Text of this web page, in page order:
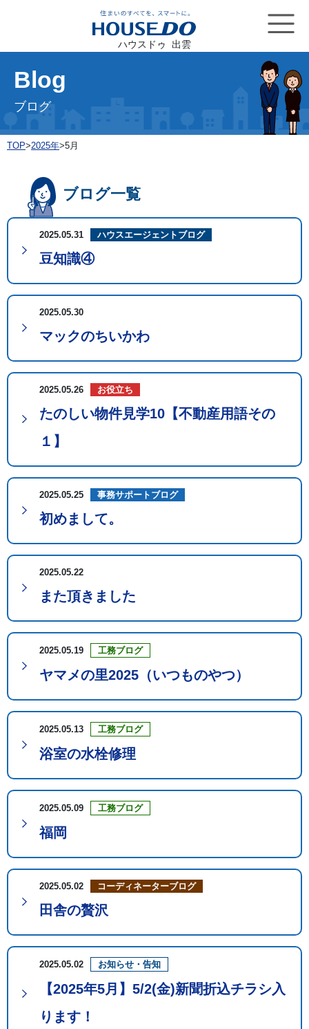
ハウスドゥ 出雲
Blog
ブログ
TOP>2025年>5月
ブログ一覧
2025.05.31 ハウスエージェントブログ
豆知識④
2025.05.30
マックのちいかわ
2025.05.26 お役立ち
たのしい物件見学10【不動産用語その
１】
2025.05.25 事務サポートブログ
初めまして。
2025.05.22
また頂きました
2025.05.19 工務ブログ
ヤマメの里2025（いつものやつ）
2025.05.13 工務ブログ
浴室の水栓修理
2025.05.09 工務ブログ
福岡
2025.05.02 コーディネーターブログ
田舎の贅沢
2025.05.02 お知らせ・告知
【2025年5月】5/2(金)新聞折込チラシ入
ります！